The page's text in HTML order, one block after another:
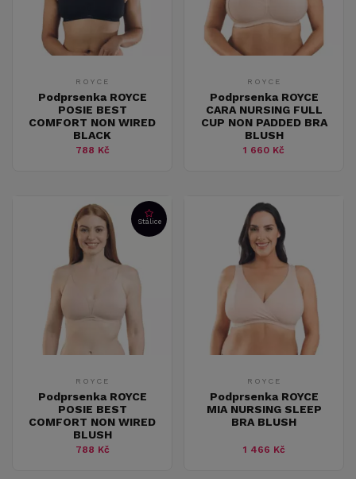
ROYCE
Podprsenka ROYCE
POSIE BEST
COMFORT NON WIRED
BLACK
788 Kč
ROYCE
Podprsenka ROYCE
CARA NURSING FULL
CUP NON PADDED BRA
BLUSH
1 660 Kč
Stálice
ROYCE
Podprsenka ROYCE
POSIE BEST
COMFORT NON WIRED
BLUSH
788 Kč
ROYCE
Podprsenka ROYCE
MIA NURSING SLEEP
BRA BLUSH
1 466 Kč